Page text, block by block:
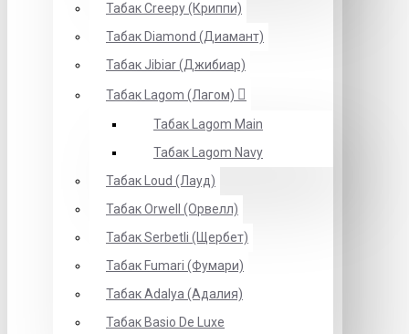
Табак Creepy (Криппи)
Табак Diamond (Диамант)
Табак Jibiar (Джибиар)
Табак Lagom (Лагом)
Табак Lagom Main
Табак Lagom Navy
Табак Loud (Лауд)
Табак Orwell (Орвелл)
Табак Serbetli (Щербет)
Табак Fumari (Фумари)
Табак Adalya (Адалия)
Табак Basio De Luxe